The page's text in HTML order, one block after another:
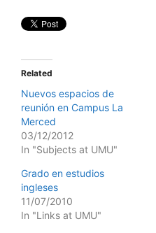
Related
Nuevos espacios de
reunión en Campus La
Merced
03/12/2012
In "Subjects at UMU"
Grado en estudios
ingleses
11/07/2010
In "Links at UMU"